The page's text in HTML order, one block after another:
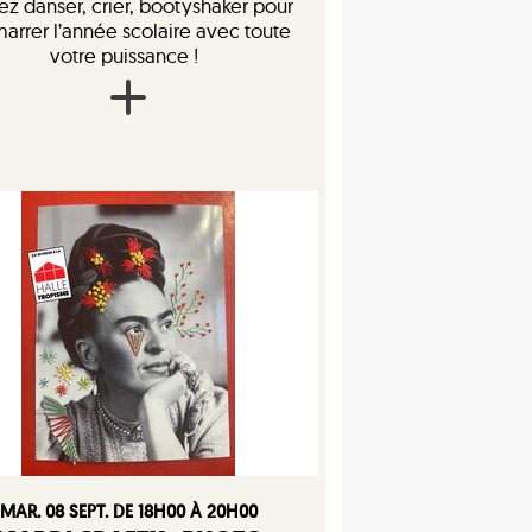
danser, crier, bootyshaker pour
l’année scolaire avec toute
votre puissance !
MAR. 08 SEPT. DE 18H00 À 20H00